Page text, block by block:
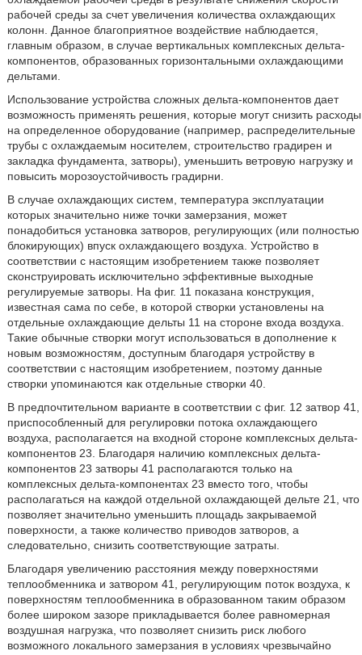
рабочей среды за счет увеличения количества охлаждающих
колонн. Данное благоприятное воздействие наблюдается,
главным образом, в случае вертикальных комплексных дельта-
компонентов, образованных горизонтальными охлаждающими
дельтами.
Использование устройства сложных дельта-компонентов дает
возможность применять решения, которые могут снизить расходы
на определенное оборудование (например, распределительные
трубы с охлаждаемым носителем, строительство градирен и
закладка фундамента, затворы), уменьшить ветровую нагрузку и
повысить морозоустойчивость градирни.
В случае охлаждающих систем, температура эксплуатации
которых значительно ниже точки замерзания, может
понадобиться установка затворов, регулирующих (или полностью
блокирующих) впуск охлаждающего воздуха. Устройство в
соответствии с настоящим изобретением также позволяет
сконструировать исключительно эффективные выходные
регулируемые затворы. На фиг. 11 показана конструкция,
известная сама по себе, в которой створки установлены на
отдельные охлаждающие дельты 11 на стороне входа воздуха.
Такие обычные створки могут использоваться в дополнение к
новым возможностям, доступным благодаря устройству в
соответствии с настоящим изобретением, поэтому данные
створки упоминаются как отдельные створки 40.
В предпочтительном варианте в соответствии с фиг. 12 затвор 41,
приспособленный для регулировки потока охлаждающего
воздуха, располагается на входной стороне комплексных дельта-
компонентов 23. Благодаря наличию комплексных дельта-
компонентов 23 затворы 41 располагаются только на
комплексных дельта-компонентах 23 вместо того, чтобы
располагаться на каждой отдельной охлаждающей дельте 21, что
позволяет значительно уменьшить площадь закрываемой
поверхности, а также количество приводов затворов, а
следовательно, снизить соответствующие затраты.
Благодаря увеличению расстояния между поверхностями
теплообменника и затвором 41, регулирующим поток воздуха, к
поверхностям теплообменника в образованном таким образом
более широком зазоре прикладывается более равномерная
воздушная нагрузка, что позволяет снизить риск любого
возможного локального замерзания в условиях чрезвычайно